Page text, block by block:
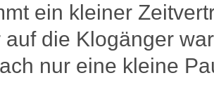
ein kleiner
auf die Klogänger
nur eine kleine